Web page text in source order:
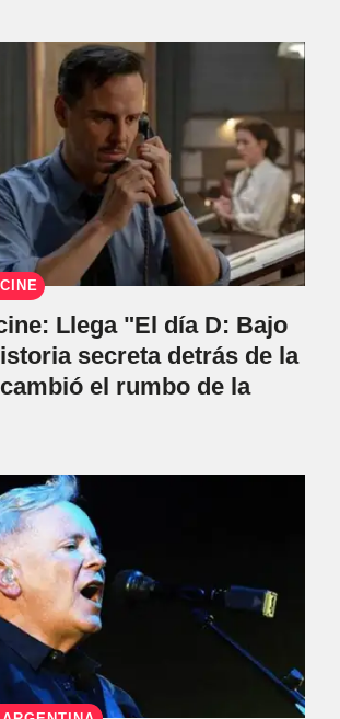
Llega "El día D: Bajo
secreta detrás de la
el rumbo de la